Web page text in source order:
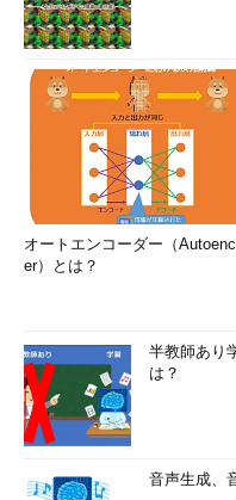
オートエンコーダー（
er）とは？
半教師あり
は？
音声生成、